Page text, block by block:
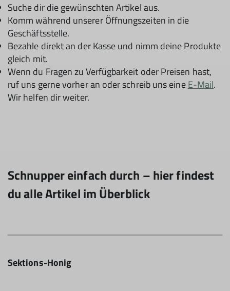
Suche dir die gewünschten Artikel aus.
Komm während unserer Öffnungszeiten in die
Geschäftsstelle.
Bezahle direkt an der Kasse und nimm deine Produkte
gleich mit.
Wenn du Fragen zu Verfügbarkeit oder Preisen hast,
ruf uns gerne vorher an oder schreib uns eineE-Mail.
Wir helfen dir weiter.
Schnupper einfach durch – hier findest
du alle Artikel im Überblick
Sektions-Honig